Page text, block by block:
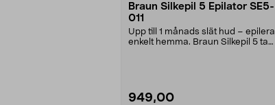
Braun Silkepil 5 Epilator SE5-
011
Upp till 1 månads slät hud – epilera
enkelt hemma. Braun Silkepil 5 tar
949,00